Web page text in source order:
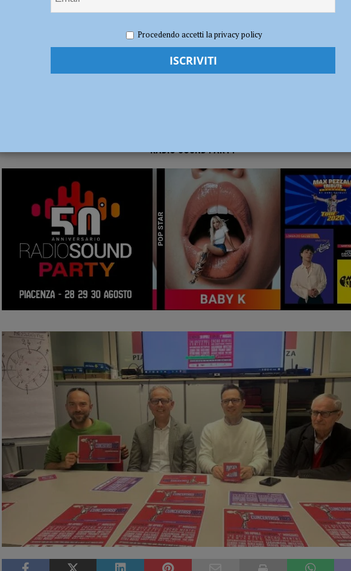
Tagliaferri (FdI): “Verificare subito la situazione nella provincia di Piacenza”
RADIO SOUND PARTY
Procedendo accetti la privacy policy